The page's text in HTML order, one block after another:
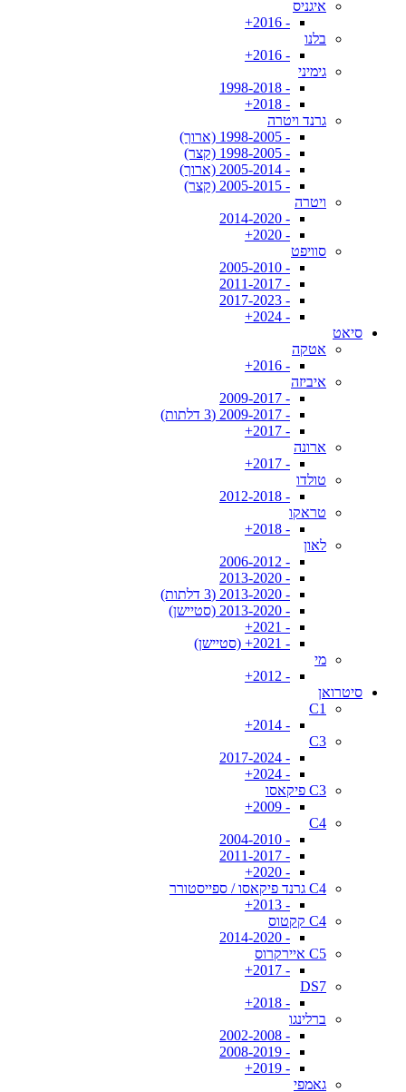
איגניס
- 2016+
בלנו
- 2016+
גימיני
- 1998-2018
- 2018+
גרנד ויטרה
- 1998-2005 (ארוך)
- 1998-2005 (קצר)
- 2005-2014 (ארוך)
- 2005-2015 (קצר)
ויטרה
- 2014-2020
- 2020+
סוויפט
- 2005-2010
- 2011-2017
- 2017-2023
- 2024+
סיאט
אטקה
- 2016+
איביזה
- 2009-2017
- 2009-2017 (3 דלתות)
- 2017+
ארונה
- 2017+
טולדו
- 2012-2018
טראקו
- 2018+
לאון
- 2006-2012
- 2013-2020
- 2013-2020 (3 דלתות)
- 2013-2020 (סטיישן)
- 2021+
- 2021+ (סטיישן)
מי
- 2012+
סיטרואן
C1
- 2014+
C3
- 2017-2024
- 2024+
C3 פיקאסו
- 2009+
C4
- 2004-2010
- 2011-2017
- 2020+
C4 גרנד פיקאסו / ספייסטורר
- 2013+
C4 קקטוס
- 2014-2020
C5 איירקרוס
- 2017+
DS7
- 2018+
ברלינגו
- 2002-2008
- 2008-2019
- 2019+
גאמפי